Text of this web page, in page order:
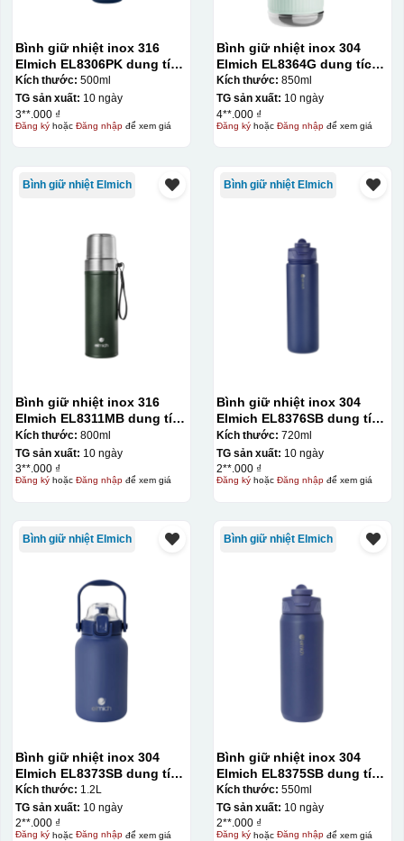
Bình giữ nhiệt inox 316
Elmich EL8306PK dung tích
500ml
Kích thước: 500ml
TG sản xuất: 10 ngày
3**.000 ₫
Đăng kýhoặc Đăng nhậpđể xem giá
Bình giữ nhiệt inox 304
Elmich EL8364G dung tích
850ml
Kích thước: 850ml
TG sản xuất: 10 ngày
4**.000 ₫
Đăng kýhoặc Đăng nhậpđể xem giá
Bình giữ nhiệt Elmich
Bình giữ nhiệt inox 316
Elmich EL8311MB dung tích
800ml
Kích thước: 800ml
TG sản xuất: 10 ngày
3**.000 ₫
Đăng kýhoặc Đăng nhậpđể xem giá
Bình giữ nhiệt Elmich
Bình giữ nhiệt inox 304
Elmich EL8376SB dung tích
720ml
Kích thước: 720ml
TG sản xuất: 10 ngày
2**.000 ₫
Đăng kýhoặc Đăng nhậpđể xem giá
Bình giữ nhiệt Elmich
Bình giữ nhiệt inox 304
Elmich EL8373SB dung tích
1.2L
Kích thước: 1.2L
TG sản xuất: 10 ngày
2**.000 ₫
Đăng kýhoặc Đăng nhậpđể xem giá
Bình giữ nhiệt Elmich
Bình giữ nhiệt inox 304
Elmich EL8375SB dung tích
550ml
Kích thước: 550ml
TG sản xuất: 10 ngày
2**.000 ₫
Đăng kýhoặc Đăng nhậpđể xem giá